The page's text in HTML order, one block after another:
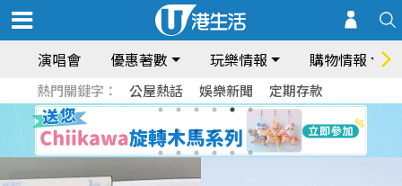
演唱會 優惠著數 玩樂情報 購物情報
熱門關鍵字： 公屋熱話 娛樂新聞 定期存款